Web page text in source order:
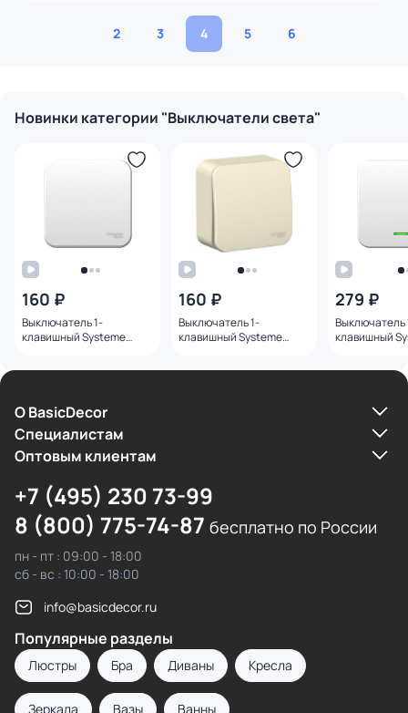
2 3 4 5 6
Новинки категории "Выключатели света"
160 ₽
Выключатель 1-
клавишный Systeme
160 ₽
Выключатель 1-
клавишный Systeme
279 ₽
Выключатель
клавишный
О BasicDecor
Cпециалистам
Оптовым клиентам
+7 (495) 230 73-99
8 (800) 775-74-87 бесплатно по России
пн - пт : 09:00 - 18:00
сб - вс : 10:00 - 18:00
info@basicdecor.ru
Популярные разделы
Люстры Бра Диваны Кресла
Зеркала Вазы Ванны